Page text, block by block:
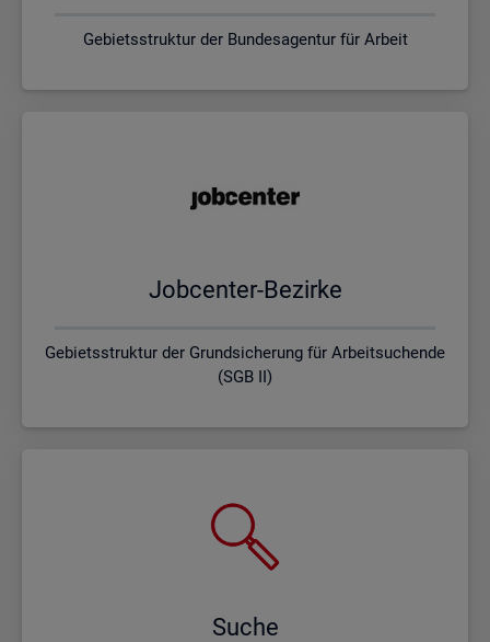
Gebietsstruktur der Bundesagentur für Arbeit
Job­cen­ter-Be­zir­ke
Gebietsstruktur der Grundsicherung für Arbeitsuchende
(SGB II)
Suche